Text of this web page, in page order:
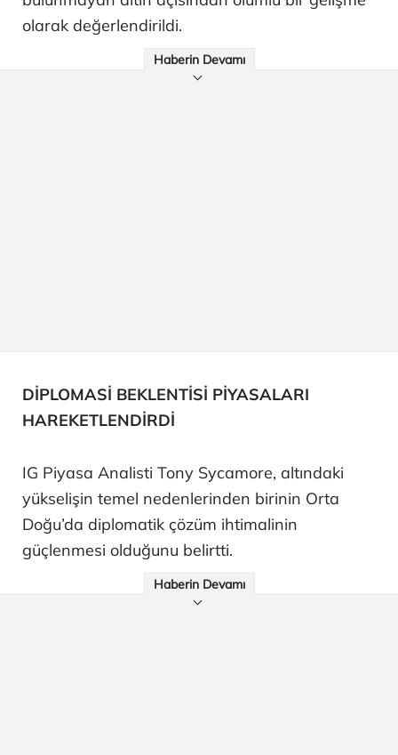
olarak değerlendirildi.
Haberin Devamı
DİPLOMASİ BEKLENTİSİ PİYASALARI
HAREKETLENDİRDİ
IG Piyasa Analisti Tony Sycamore, altındaki
yükselişin temel nedenlerinden birinin Orta
Doğu’da diplomatik çözüm ihtimalinin
güçlenmesi olduğunu belirtti.
Haberin Devamı